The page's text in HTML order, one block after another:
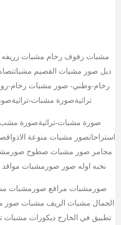
مشبات رفوف رخام مشبات
دبل صور مشبات القصيم
رخام-وطني- صور مشبات رخام-
تراثيةصورة مشبات-
صورة مشبات-تراثيةصورة
استراحاتصور مشبات منوعة
مجامر صور مشبات صطوح
نخبه اوله صور صورمشبات
صورمشبات مرافع صورمشبات
الجمال مشبات الريف مشبات صور
تطبيق في الخارج ديكورات مشبات